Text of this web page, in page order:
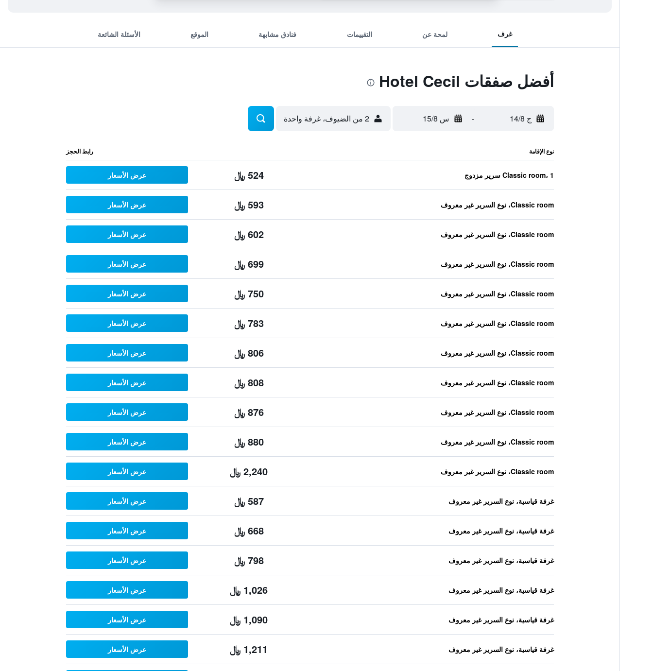
غرف لمحة عن التقييمات فنادق مشابهة الموقع الأسئلة الشائعة
أفضل صفقات Hotel Cecil
ج 14/8 - س 15/8 2 من الضيوف، غرفة واحدة
نوع الإقامة رابط الحجز
Classic room، 1 سرير مزدوج 524 ﷼ عرض الأسعار
Classic room، نوع السرير غير معروف 593 ﷼ عرض الأسعار
Classic room، نوع السرير غير معروف 602 ﷼ عرض الأسعار
Classic room، نوع السرير غير معروف 699 ﷼ عرض الأسعار
Classic room، نوع السرير غير معروف 750 ﷼ عرض الأسعار
Classic room، نوع السرير غير معروف 783 ﷼ عرض الأسعار
Classic room، نوع السرير غير معروف 806 ﷼ عرض الأسعار
Classic room، نوع السرير غير معروف 808 ﷼ عرض الأسعار
Classic room، نوع السرير غير معروف 876 ﷼ عرض الأسعار
Classic room، نوع السرير غير معروف 880 ﷼ عرض الأسعار
Classic room، نوع السرير غير معروف 2,240 ﷼ عرض الأسعار
غرفة قياسية، نوع السرير غير معروف 587 ﷼ عرض الأسعار
غرفة قياسية، نوع السرير غير معروف 668 ﷼ عرض الأسعار
غرفة قياسية، نوع السرير غير معروف 798 ﷼ عرض الأسعار
غرفة قياسية، نوع السرير غير معروف 1,026 ﷼ عرض الأسعار
غرفة قياسية، نوع السرير غير معروف 1,090 ﷼ عرض الأسعار
غرفة قياسية، نوع السرير غير معروف 1,211 ﷼ عرض الأسعار